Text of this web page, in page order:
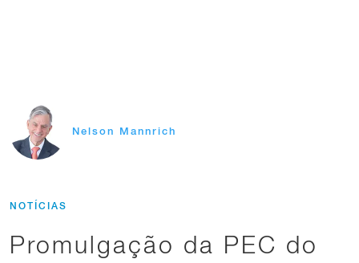
Nelson Mannrich
NOTÍCIAS
Promulgação da PEC do